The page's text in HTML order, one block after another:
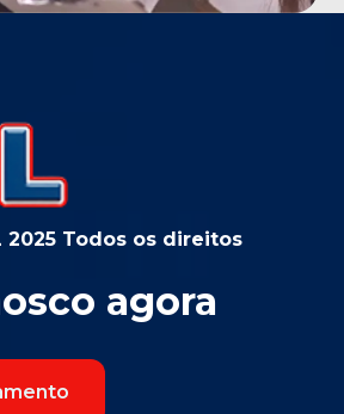
2025 Todos os direitos
agora